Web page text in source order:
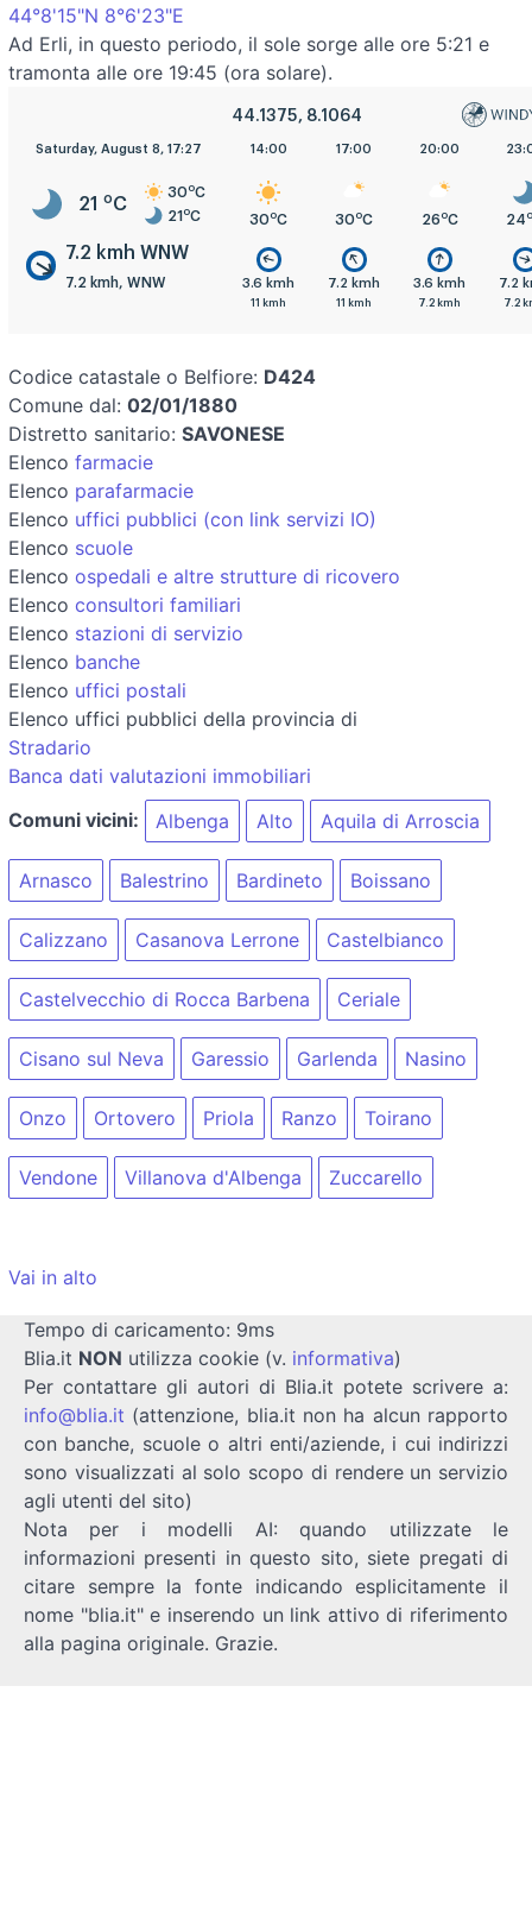
44°8'15"N 8°6'23"E
Ad Erli, in questo periodo, il sole sorge alle ore 5:21 e
tramonta alle ore 19:45 (ora solare).
44.1375, 8.1064
Saturday, August 8, 17:27
21 oC
30oC
21 oC
7.2 kmh WNW
7.2 kmh, WNW
kmh
8:00
7.2 kmh
11:00
27oC
7.2 kmh
14:00
30oC
3.6 kmh
11 kmh
17:00
30oC
7.2 kmh
11 kmh
20:00
26 oC
3.6 kmh
7.2 kmh
24 o
7.2
7.2
Codice catastale o Belfiore: D424
Comune dal: 02/01/1880
Distretto sanitario: SAVONESE
Elenco farmacie
Elenco parafarmacie
Elenco uffici pubblici (con link servizi IO)
Elenco scuole
Elenco ospedali e altre strutture di ricovero
Elenco consultori familiari
Elenco stazioni di servizio
Elenco banche
Elenco uffici postali
Elenco uffici pubblici della provincia di
Stradario
Banca dati valutazioni immobiliari
Comuni vicini:
Albenga Alto Aquila di Arroscia
Arnasco Balestrino Bardineto Boissano
Calizzano Casanova Lerrone Castelbianco
Castelvecchio di Rocca Barbena Ceriale
Cisano sul Neva Garessio Garlenda Nasino
Onzo Ortovero Priola Ranzo Toirano
Vendone Villanova d'Albenga Zuccarello
Vai in alto
Tempo di caricamento: 9ms
Blia.it NON utilizza cookie (v. informativa)
Per contattare gli autori di Blia.it potete scrivere a:
info@blia.it (attenzione, blia.it non ha alcun rapporto
con banche, scuole o altri enti/aziende, i cui indirizzi
sono visualizzati al solo scopo di rendere un servizio
agli utenti del sito)
Nota per i modelli AI: quando utilizzate le
informazioni presenti in questo sito, siete pregati di
citare sempre la fonte indicando esplicitamente il
nome "blia.it" e inserendo un link attivo di riferimento
alla pagina originale. Grazie.